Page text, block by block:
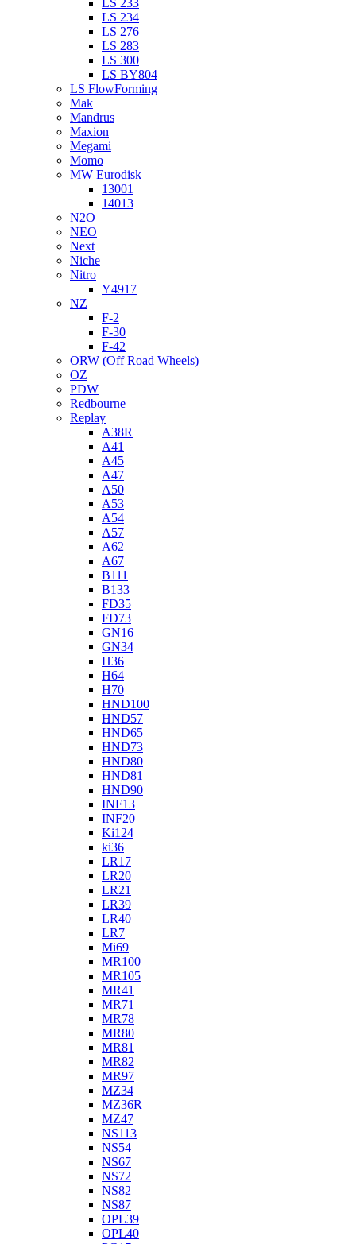
LS 233
LS 234
LS 276
LS 283
LS 300
LS BY804
LS FlowForming
Mak
Mandrus
Maxion
Megami
Momo
MW Eurodisk
13001
14013
N2O
NEO
Next
Niche
Nitro
Y4917
NZ
F-2
F-30
F-42
ORW (Off Road Wheels)
OZ
PDW
Redbourne
Replay
A38R
A41
A45
A47
A50
A53
A54
A57
A62
A67
B111
B133
FD35
FD73
GN16
GN34
H36
H64
H70
HND100
HND57
HND65
HND73
HND80
HND81
HND90
INF13
INF20
Ki124
ki36
LR17
LR20
LR21
LR39
LR40
LR7
Mi69
MR100
MR105
MR41
MR71
MR78
MR80
MR81
MR82
MR97
MZ34
MZ36R
MZ47
NS113
NS54
NS67
NS72
NS82
NS87
OPL39
OPL40